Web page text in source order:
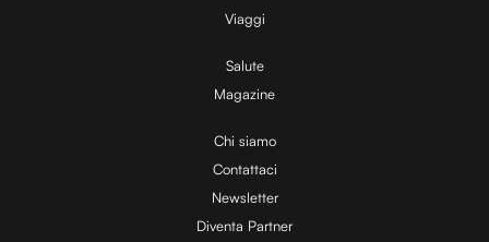
V
i
d
Viaggi
Salute
Magazine
Chi siamo
Contattaci
Newsletter
Diventa Partner